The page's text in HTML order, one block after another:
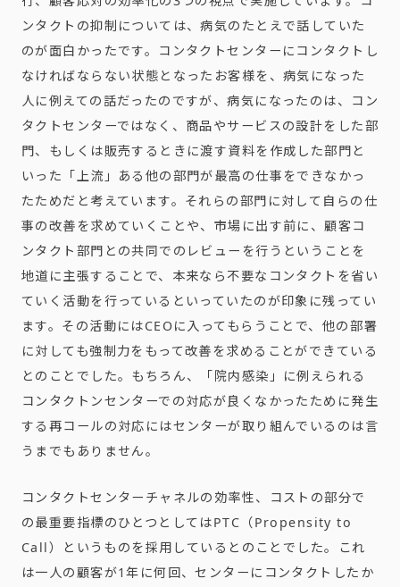
ンタクトの抑制については、病気のたとえで話していた
のが面白かったです。コンタクトセンターにコンタクトし
なければならない状態となったお客様を、病気になった
人に例えての話だったのですが、病気になったのは、コン
タクトセンターではなく、商品やサービスの設計をした部
門、もしくは販売するときに渡す資料を作成した部門と
いった「上流」ある他の部門が最高の仕事をできなかっ
たためだと考えています。それらの部門に対して自らの仕
事の改善を求めていくことや、市場に出す前に、顧客コ
ンタクト部門との共同でのレビューを行うということを
地道に主張することで、本来なら不要なコンタクトを省い
ていく活動を行っているといっていたのが印象に残ってい
ます。その活動にはCEOに入ってもらうことで、他の部署
に対しても強制力をもって改善を求めることができている
とのことでした。もちろん、「院内感染」に例えられる
コンタクトンセンターでの対応が良くなかったために発生
する再コールの対応にはセンターが取り組んでいるのは言
うまでもありません。
コンタクトセンターチャネルの効率性、コストの部分で
の最重要指標のひとつとしてはPTC （Propensity to
Call）というものを採用しているとのことでした。これ
は一人の顧客が1年に何回、センターにコンタクトしたか